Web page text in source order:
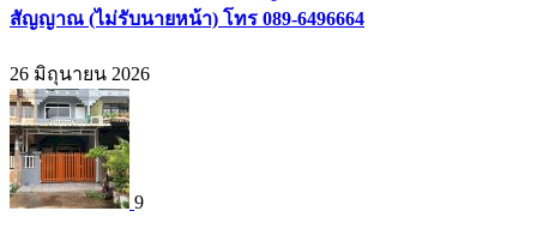
สัญญาณ (ไม่รับนายหน้า) โทร 089-6496664
26 มิถุนายน 2026
9